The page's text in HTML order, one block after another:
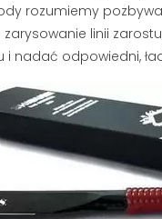
TWARDA WODA A
– DLACZEGO TWOJA
PIANA ZNIKA I JAK
NAPRAWIĆ?
326 wyświetlenia
Kupiłeś luksusowe
piana znika z Twojej
kilka sekund? W większości
polskich domów
nie...
rozumiemy
linii
nadać odpowiedni,